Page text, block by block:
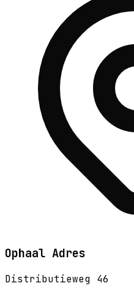
Ophaal Adres
Distributieweg 46